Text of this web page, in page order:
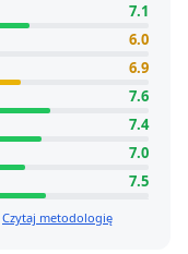
7.1
6.0
6.9
7.6
7.4
7.0
7.5
Czytaj metodologię